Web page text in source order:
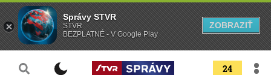
24
Správy STVR
STVR
BEZPLATNÉ - V Google Play
ZOBRAZIŤ